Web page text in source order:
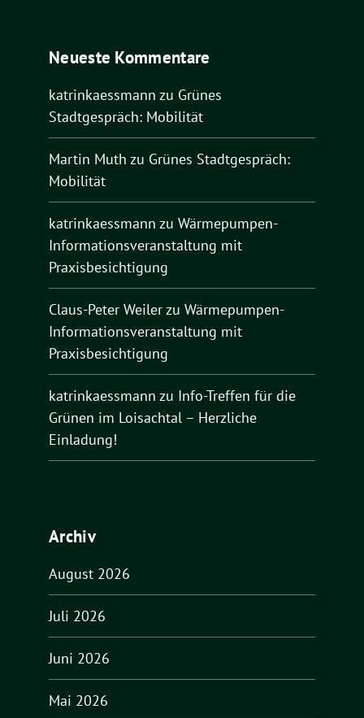
Neueste Kommentare
katrinkaessmann zu Grünes
Stadtgespräch: Mobilität
Martin Muth zu Grünes Stadtgespräch:
Mobilität
katrinkaessmann zu Wärmepumpen-
Informationsveranstaltung mit
Praxisbesichtigung
Claus-Peter Weilerzu Wärmepumpen-
Informationsveranstaltung mit
Praxisbesichtigung
katrinkaessmann zu Info-Treffen für die
Grünen im Loisachtal – Herzliche
Einladung!
Archiv
August 2026
Juli 2026
Juni 2026
Mai 2026